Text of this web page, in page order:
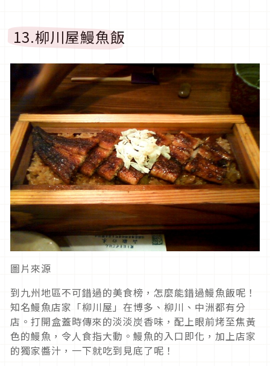
13.柳川屋鰻魚飯
圖片來源
到九州地區不可錯過的美食榜，怎麼能錯過鰻魚飯呢！
知名鰻魚店家「柳川屋」在博多、柳川、中洲都有分
店。打開盒蓋時傳來的淡淡炭香味，配上眼前烤至焦黃
色的鰻魚，令人食指大動。鰻魚的入口即化，加上店家
的獨家醬汁，一下就吃到見底了呢！